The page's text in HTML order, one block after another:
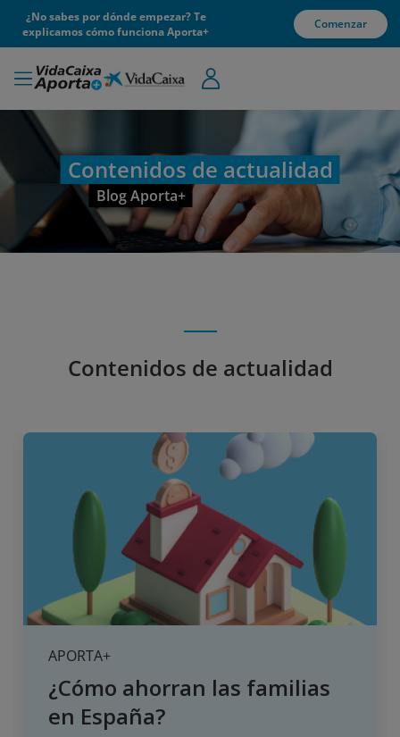
¿No sabes por dónde empezar? Te
explicamos cómo funciona Aporta+
Comenzar
Contenidos de actualidad
Blog Aporta+
Contenidos de actualidad
APORTA+
¿Cómo ahorran las familias
en España?